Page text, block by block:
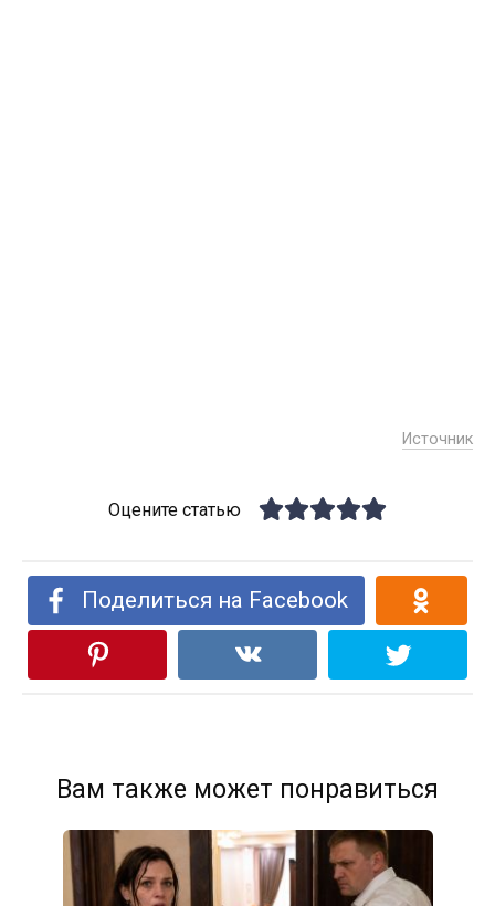
Источник
Оцените статью
Поделиться на Facebook
Вам также может понравиться